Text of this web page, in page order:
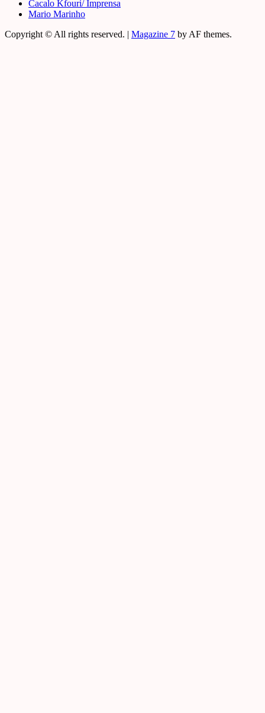
Cacalo Kfouri/ Imprensa
Mario Marinho
Copyright © All rights reserved. | Magazine 7 by AF themes.